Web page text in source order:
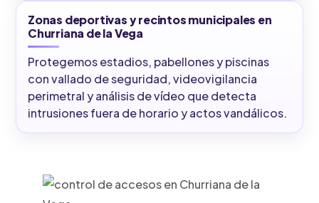
Zonas deportivas y recintos municipales en
Churriana de la Vega
Protegemos estadios, pabellones y piscinas
con vallado de seguridad, videovigilancia
perimetral y análisis de vídeo que detecta
intrusiones fuera de horario y actos vandálicos.